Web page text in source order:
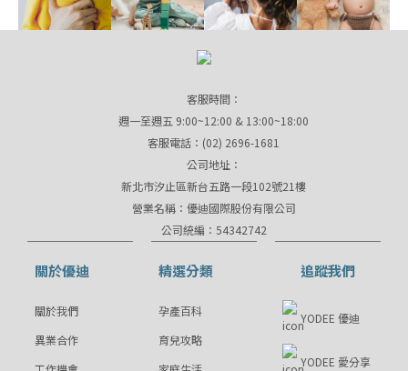
客服時間：
週一至週五 9:00~12:00 & 13:00~18:00
客服電話：(02) 2696-1681
公司地址：
新北市汐止區新台五路一段102號21樓
營業名稱：優迪國際股份有限公司
公司統編：54342742
關於優迪
關於我們
異業合作
精選分類
孕產百科
育兒攻略
追蹤我們
YODEE 優迪
YODEE 愛分享